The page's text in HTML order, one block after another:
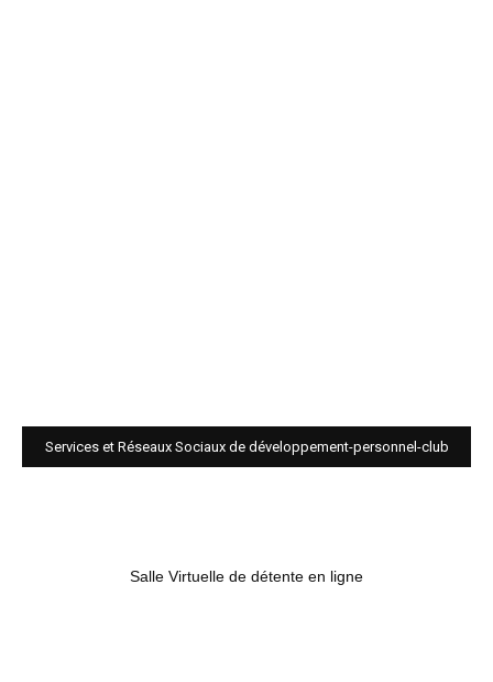
Services et Réseaux Sociaux de développement-personnel-club
Salle Virtuelle de détente en ligne